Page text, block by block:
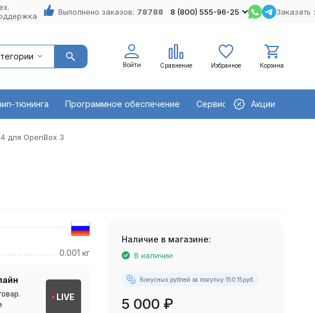
Выполнено заказов: 78788 8 (800) 555-96-25 Заказать
Войти Сравнение Избранное Корзина
тюнинга Программное обеспечение Сервисное оборудование
Акции
для OpenBox 3
0.001 кг
LIVE
Наличие в магазине:
В наличии
Бонусных рублей за покупку:150.15руб.
5 000 ₽